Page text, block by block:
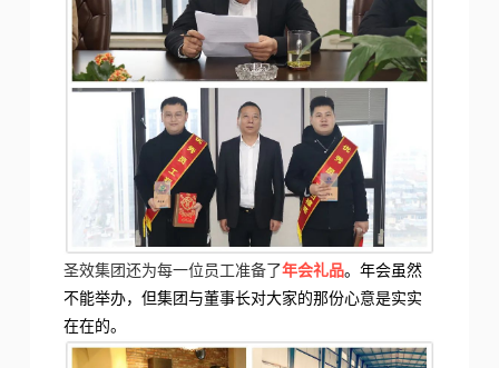
圣效集团还为每一位员工准备了年会礼品。年会虽然
不能举办，但集团与董事长对大家的那份心意是实实
在在的。